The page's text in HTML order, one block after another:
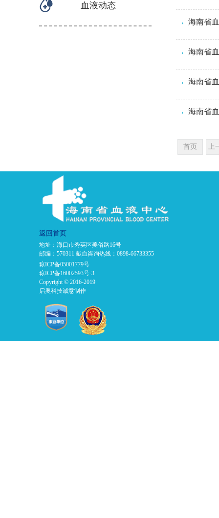
血液动态
海南省
海南省
首页 上
返回首页
地址：海口市秀英区美俗路16号
邮编：570311 献血咨询热线：0898-66733355
琼ICP备05001779号
琼ICP备16002593号-3
Copyright © 2016-2019
启奥科技诚意制作